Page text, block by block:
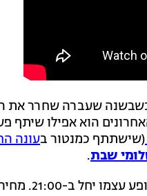
שעברה שחרר את
הוא אפילו שיתף
(שישתתף כמנטור בעונה
שבת.